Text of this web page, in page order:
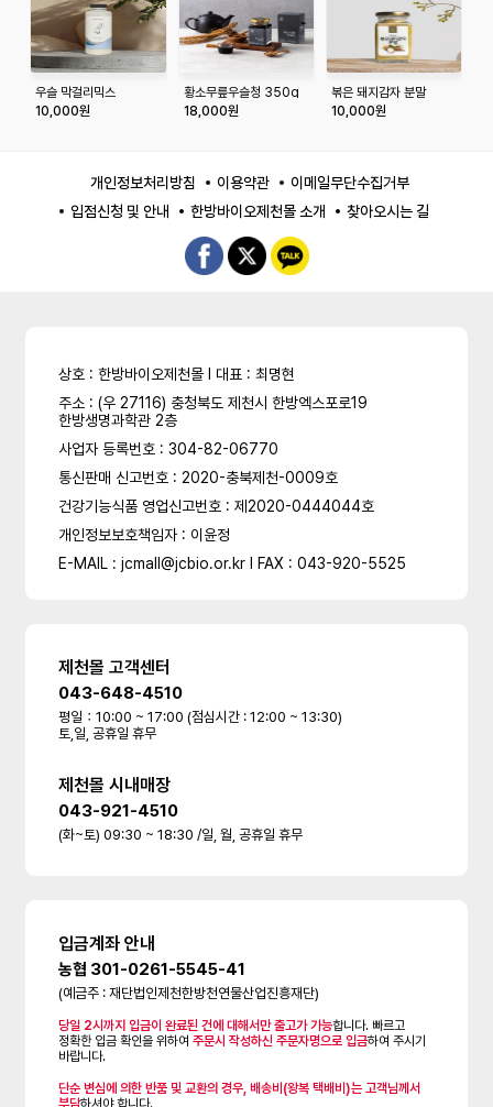
우슬 막걸리믹스
10,000원
황소무릎우슬청 350g
18,000원
볶은 돼지감자 분말
100g
10,000원
개인정보처리방침 이용약관
이메일무단수집거부
입점신청 및 안내
한방바이오제천몰 소개 찾아오시는 길
상호 : 한방바이오제천몰 l 대표 : 최명현
주소 : (우 27116) 충청북도 제천시 한방엑스포로19
한방생명과학관 2층
사업자 등록번호 : 304-82-06770
통신판매 신고번호 : 2020-충북제천-0009호
건강기능식품 영업신고번호 : 제2020-0444044호
개인정보보호책임자 : 이윤정
E-MAIL : jcmall@jcbio.or.kr l FAX : 043-920-5525
제천몰 고객센터
043-648-4510
평일：10:00 ~ 17:00 (점심시간 : 12:00 ~ 13:30)
토,일, 공휴일 휴무
제천몰 시내매장
043-921-4510
(화~토) 09:30 ~ 18:30 /일, 월, 공휴일 휴무
입금계좌 안내
농협 301-0261-5545-41
(예금주 : 재단법인제천한방천연물산업진흥재단)
당일 2시까지 입금이 완료된 건에 대해서만 출고가 가능합니다. 빠르고
정확한 입금 확인을 위하여주문시 작성하신 주문자명으로 입금하여 주시기
바랍니다.
단순 변심에 의한 반품 및 교환의 경우, 배송비(왕복 택배비)는 고객님께서
부담하셔야 합니다.